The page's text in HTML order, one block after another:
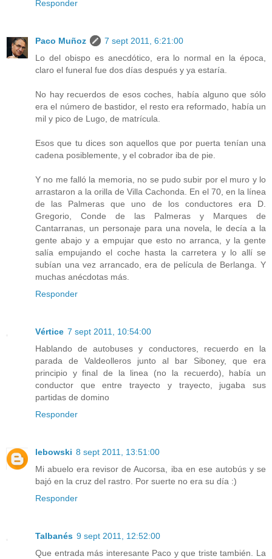
Responder
Paco Muñoz
7 sept 2011, 6:21:00
Lo del obispo es anecdótico, era lo normal en la época,
claro el funeral fue dos días después y ya estaría.
No hay recuerdos de esos coches, había alguno que sólo
era el número de bastidor, el resto era reformado, había un
mil y pico de Lugo, de matrícula.
Esos que tu dices son aquellos que por puerta tenían una
cadena posiblemente, y el cobrador iba de pie.
Y no me falló la memoria, no se pudo subir por el muro y lo
arrastaron a la orilla de Villa Cachonda. En el 70, en la línea
de las Palmeras que uno de los conductores era D.
Gregorio, Conde de las Palmeras y Marques de
Cantarranas, un personaje para una novela, le decía a la
gente abajo y a empujar que esto no arranca, y la gente
salía empujando el coche hasta la carretera y lo allí se
subían una vez arrancado, era de película de Berlanga. Y
muchas anécdotas más.
Responder
Vértice 7 sept 2011, 10:54:00
Hablando de autobuses y conductores, recuerdo en la
parada de Valdeolleros junto al bar Siboney, que era
principio y final de la linea (no la recuerdo), había un
conductor que entre trayecto y trayecto, jugaba sus
partidas de domino
Responder
lebowski 8 sept 2011, 13:51:00
Mi abuelo era revisor de Aucorsa, iba en ese autobús y se
bajó en la cruz del rastro. Por suerte no era su día :)
Responder
Talbanés 9 sept 2011, 12:52:00
Que entrada más interesante Paco y que triste también. La